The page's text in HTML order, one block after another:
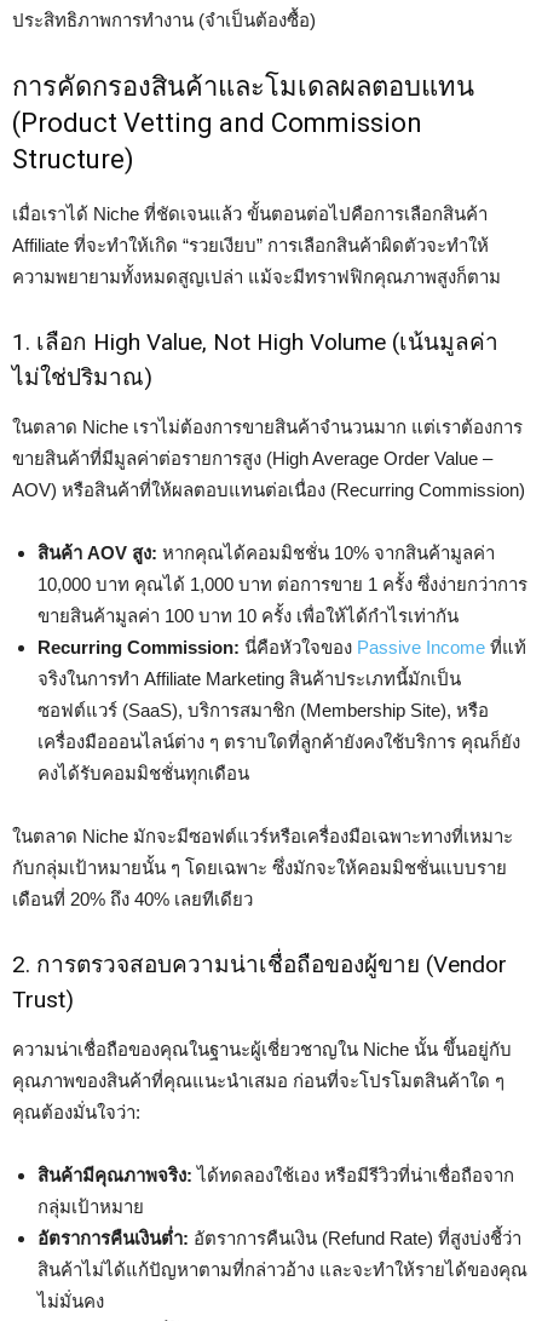
ประสิทธิภาพการทำงาน (จำเป็นต้องซื้อ)
การคัดกรองสินค้าและโมเดลผลตอบแทน
(Product Vetting and Commission
Structure)
เมื่อเราได้ Niche ที่ชัดเจนแล้ว ขั้นตอนต่อไปคือการเลือกสินค้า
Affiliate ที่จะทำให้เกิด “รวยเงียบ” การเลือกสินค้าผิดตัวจะทำให้
ความพยายามทั้งหมดสูญเปล่า แม้จะมีทราฟฟิกคุณภาพสูงก็ตาม
1. เลือก High Value, Not High Volume (เน้นมูลค่า
ไม่ใช่ปริมาณ)
ในตลาด Niche เราไม่ต้องการขายสินค้าจำนวนมาก แต่เราต้องการ
ขายสินค้าที่มีมูลค่าต่อรายการสูง (High Average Order Value –
AOV) หรือสินค้าที่ให้ผลตอบแทนต่อเนื่อง (Recurring Commission)
สินค้า AOV สูง: หากคุณได้คอมมิชชั่น 10% จากสินค้ามูลค่า
10,000 บาท คุณได้ 1,000 บาท ต่อการขาย 1 ครั้ง ซึ่งง่ายกว่าการ
ขายสินค้ามูลค่า 100 บาท 10 ครั้ง เพื่อให้ได้กำไรเท่ากัน
Recurring Commission: นี่คือหัวใจของ Passive Income ที่แท้
จริงในการทำ Affiliate Marketing สินค้าประเภทนี้มักเป็น
ซอฟต์แวร์ (SaaS), บริการสมาชิก (Membership Site), หรือ
เครื่องมือออนไลน์ต่าง ๆ ตราบใดที่ลูกค้ายังคงใช้บริการ คุณก็ยัง
คงได้รับคอมมิชชั่นทุกเดือน
ในตลาด Niche มักจะมีซอฟต์แวร์หรือเครื่องมือเฉพาะทางที่เหมาะ
กับกลุ่มเป้าหมายนั้น ๆ โดยเฉพาะ ซึ่งมักจะให้คอมมิชชั่นแบบราย
เดือนที่ 20% ถึง 40% เลยทีเดียว
2. การตรวจสอบความน่าเชื่อถือของผู้ขาย (Vendor
Trust)
ความน่าเชื่อถือของคุณในฐานะผู้เชี่ยวชาญใน Niche นั้น ขึ้นอยู่กับ
คุณภาพของสินค้าที่คุณแนะนำเสมอ ก่อนที่จะโปรโมตสินค้าใด ๆ
คุณต้องมั่นใจว่า:
สินค้ามีคุณภาพจริง: ได้ทดลองใช้เอง หรือมีรีวิวที่น่าเชื่อถือจาก
กลุ่มเป้าหมาย
อัตราการคืนเงินต่ำ: อัตราการคืนเงิน (Refund Rate) ที่สูงบ่งชี้ว่า
สินค้าไม่ได้แก้ปัญหาตามที่กล่าวอ้าง และจะทำให้รายได้ของคุณ
ไม่มั่นคง